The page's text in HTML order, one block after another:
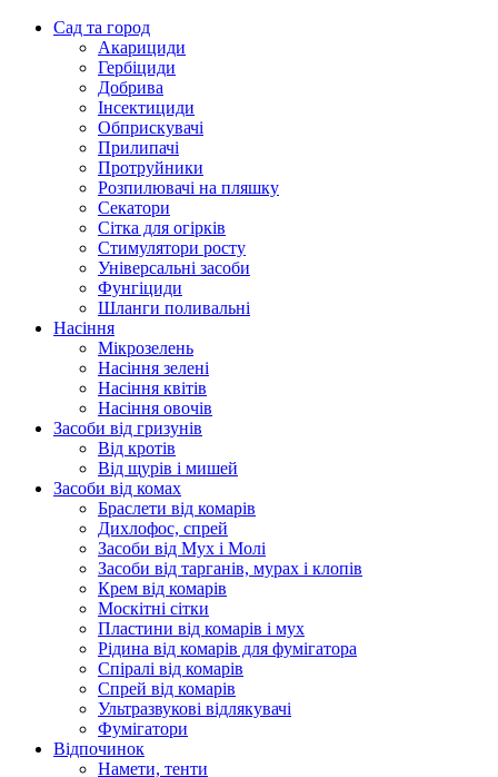
Сад та город
Акарициди
Гербіциди
Добрива
Інсектициди
Обприскувачі
Прилипачі
Протруйники
Розпилювачі на пляшку
Секатори
Сітка для огірків
Стимулятори росту
Універсальні засоби
Фунгіциди
Шланги поливальні
Насіння
Мікрозелень
Насіння зелені
Насіння квітів
Насіння овочів
Засоби від гризунів
Від кротів
Від щурів і мишей
Засоби від комах
Браслети від комарів
Дихлофос, спрей
Засоби від Мух і Молі
Засоби від тарганів, мурах і клопів
Крем від комарів
Москітні сітки
Пластини від комарів і мух
Рідина від комарів для фумігатора
Спіралі від комарів
Спрей від комарів
Ультразвукові відлякувачі
Фумігатори
Відпочинок
Намети, тенти